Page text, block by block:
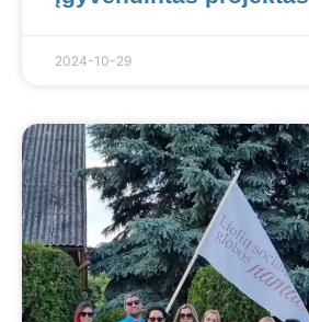
2024-10-29